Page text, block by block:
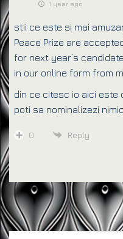
1 year ago
stii ce este si mai
Peace Prize are
for next year’s
in our online form from
din ce citesc io aici este
poti sa nominalizezi nimic
0 Reply